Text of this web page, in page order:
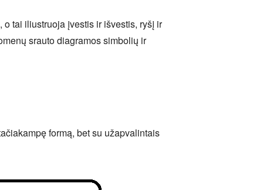
tai iliustruoja įvestis ir išvestis, ryšį ir
srauto diagramos simbolių ir
formą, bet su užapvalintais